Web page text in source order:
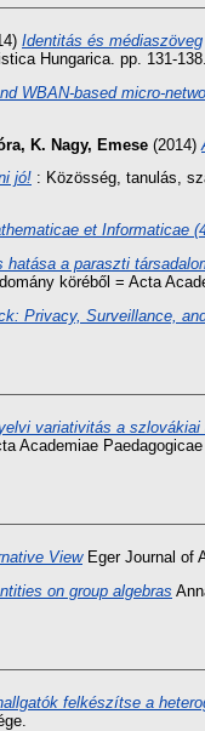
Identitás és médiaszöveg
Hungarica. pp. 131-
WBAN-based micro-
, K. Nagy, Emese (2014)
jó! : Közösség, tanulás,
et Informaticae
hatása a paraszti
köréből = Acta
Privacy, Surveillance,
variativitás a
Academiae
ViewEger Journal of
on group algebras
felkészítse a